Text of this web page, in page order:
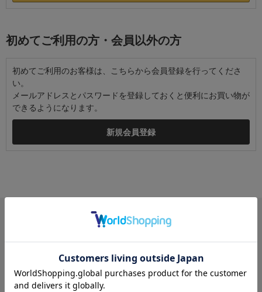
初めてご利用の方・会員以外の方
初めてご利用のお客様は、こちらから会員登録を行ってくださ
い。
メールアドレスとパスワードを登録しておくと便利にお買い物が
できるようになります。